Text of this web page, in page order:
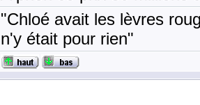
"Chloé avait les lèvres
n'y était pour rien"